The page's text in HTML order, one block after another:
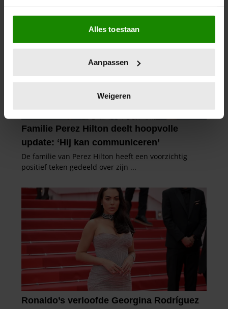
Als u het toestaat, willen we ook graag:
Informatie verzamelen over uw geografische
locatie, die tot een paar meter nauwkeurig kan zijn
scannen op specifieke eigenschappen (fingerprinting)
verwerkt en stel uw voorkeuren in het
intrekken in de Cookieverklaring.
We gebruiken cookies om content en advertenties te
personaliseren, om functies voor social media te bieden
en om ons websiteverkeer te analyseren. Ook delen we
partners voor social media, adverteren en analyse. Deze
partners kunnen deze gegevens combineren met andere
informatie die u aan ze heeft verstrekt of die ze hebben
verzameld op basis van uw gebruik van hun services. U
gaat akkoord met onze cookies als u onze website blijft
gebruiken.
Alles toestaan
Aanpassen
Weigeren